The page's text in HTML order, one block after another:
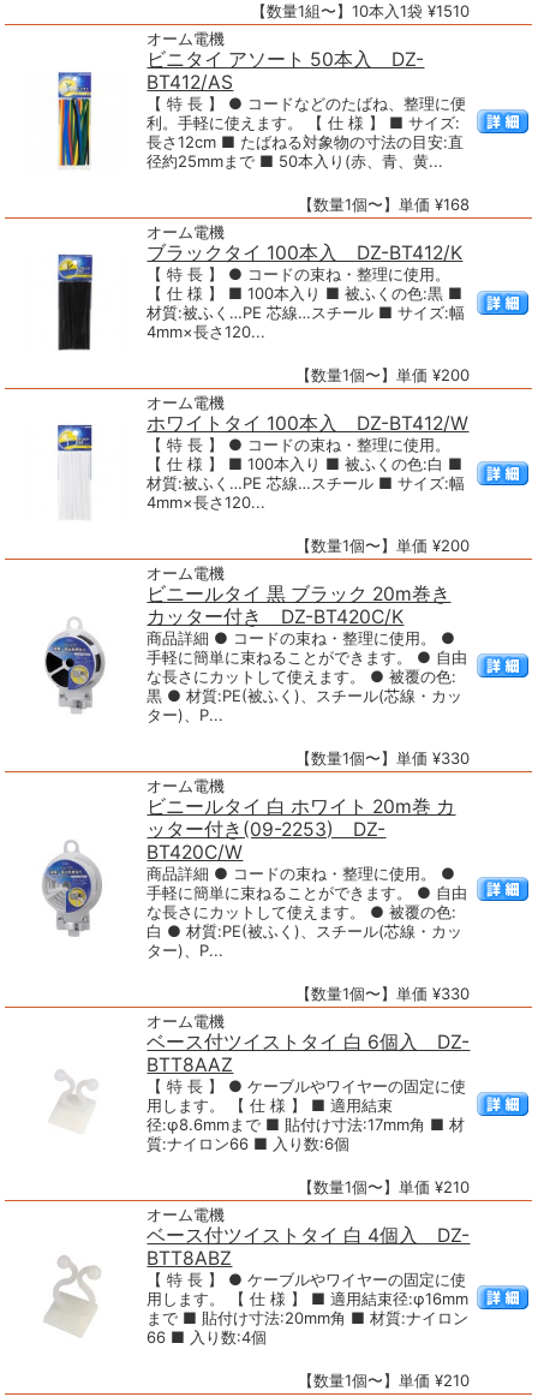
【数量1組〜】10本入1袋 ¥1510
オーム電機
ビニタイ アソート 50本入 DZ-
BT412/AS
【 特 長 】 ● コードなどのたばね、整理に便
利。手軽に使えます。 【 仕 様 】 ■ サイズ:
長さ12cm ■ たばねる対象物の寸法の目安:直
径約25mmまで ■ 50本入り(赤、青、黄...
【数量1個〜】単価 ¥168
オーム電機
ブラックタイ 100本入 DZ-BT412/K
【 特 長 】 ● コードの束ね・整理に使用。
【 仕 様 】 ■ 100本入り ■ 被ふくの色:黒 ■
材質:被ふく…PE 芯線…スチール ■ サイズ:幅
4mm×長さ120...
【数量1個〜】単価 ¥200
オーム電機
ホワイトタイ 100本入 DZ-BT412/W
【 特 長 】 ● コードの束ね・整理に使用。
【 仕 様 】 ■ 100本入り ■ 被ふくの色:白 ■
材質:被ふく…PE 芯線…スチール ■ サイズ:幅
4mm×長さ120...
【数量1個〜】単価 ¥200
オーム電機
ビニールタイ 黒 ブラック 20m巻き
カッター付き DZ-BT420C/K
商品詳細 ● コードの束ね・整理に使用。 ●
手軽に簡単に束ねることができます。 ● 自由
な長さにカットして使えます。 ● 被覆の色:
黒 ● 材質:PE(被ふく)、スチール(芯線・カッ
ター)、P...
【数量1個〜】単価 ¥330
オーム電機
ビニールタイ 白 ホワイト 20m巻 カ
ッター付き(09-2253) DZ-
BT420C/W
商品詳細 ● コードの束ね・整理に使用。 ●
手軽に簡単に束ねることができます。 ● 自由
な長さにカットして使えます。 ● 被覆の色:
白 ● 材質:PE(被ふく)、スチール(芯線・カッ
ター)、P...
【数量1個〜】単価 ¥330
オーム電機
ベース付ツイストタイ 白 6個入 DZ-
BTT8AAZ
【 特 長 】 ● ケーブルやワイヤーの固定に使
用します。 【 仕 様 】 ■ 適用結束
径:φ8.6mmまで ■ 貼付け寸法:17mm角 ■ 材
質:ナイロン66 ■ 入り数:6個
【数量1個〜】単価 ¥210
オーム電機
ベース付ツイストタイ 白 4個入 DZ-
BTT8ABZ
【 特 長 】 ● ケーブルやワイヤーの固定に使
用します。 【 仕 様 】 ■ 適用結束径:φ16mm
まで ■ 貼付け寸法:20mm角 ■ 材質:ナイロン
66 ■ 入り数:4個
【数量1個〜】単価 ¥210